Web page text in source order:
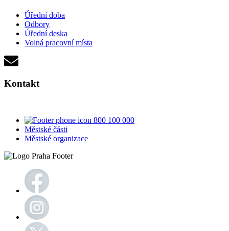
Úřední doba
Odbory
Úřední deska
Volná pracovní místa
Kontakt
800 100 000
Městské části
Městské organizace